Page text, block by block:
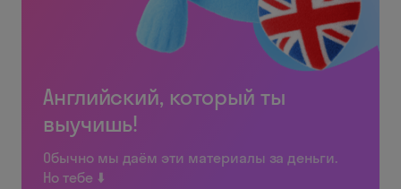
Английский, который ты
выучишь!
Обычно мы даём эти материалы за деньги.
Но тебе ⬇️